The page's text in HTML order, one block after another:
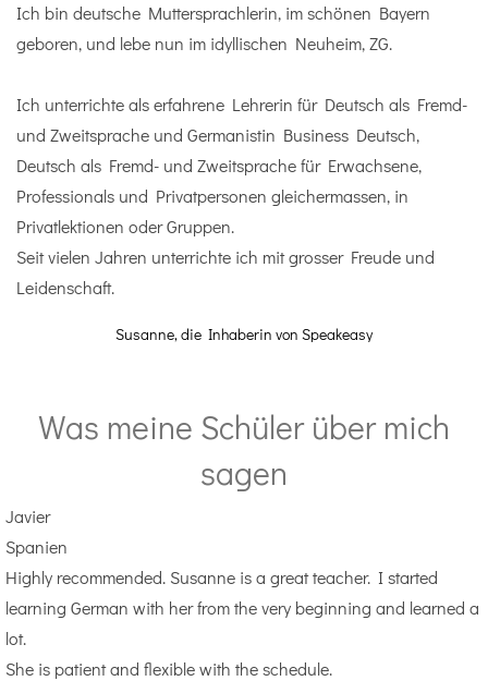
Ich bin deutsche Muttersprachlerin, im schönen Bayern
geboren, und lebe nun im idyllischen Neuheim, ZG.
Ich unterrichte als erfahrene Lehrerin für Deutsch als Fremd-
und Zweitsprache und Germanistin Business Deutsch,
Deutsch als Fremd- und Zweitsprache für Erwachsene,
Professionals und Privatpersonen gleichermassen, in
Privatlektionen oder Gruppen.
Seit vielen Jahren unterrichte ich mit grosser Freude und
Leidenschaft.
Susanne, die Inhaberin von Speakeasy
Was meine Schüler über mich
sagen
Javier
Spanien
Highly recommended. Susanne is a great teacher. I started
learning German with her from the very beginning and learned a
lot.
She is patient and flexible with the schedule.